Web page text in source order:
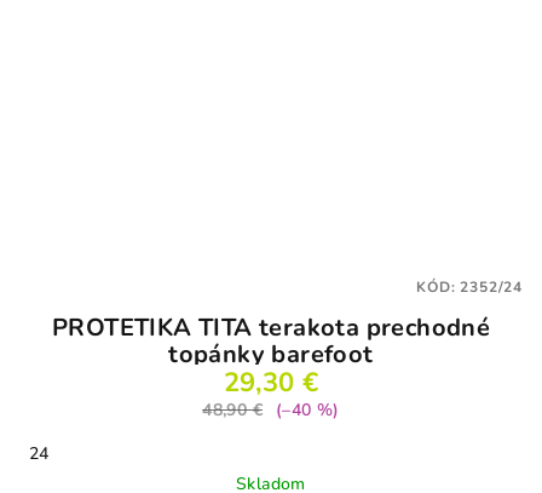
PROTETIKA TITA terakota prechodné
topánky barefoot
29,30 €
48,90 €
(–40 %)
24
Skladom
KÓD:2352/24